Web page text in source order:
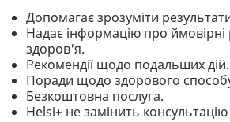
Допомагає зрозуміти результати
Надає інформацію про ймовірні
здоров'я.
Рекомендії щодо подальших дій.
Поради щодо здорового
Безкоштовна послуга.
Helsi+ не замінить консультацію